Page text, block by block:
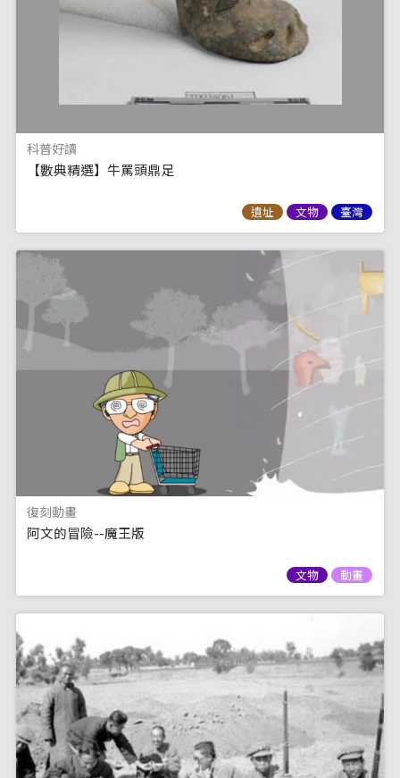
科普好讀
【數典精選】牛罵頭鼎足
遺址 文物 臺灣
復刻動畫
阿文的冒險--魔王版
文物 動畫